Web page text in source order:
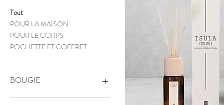
Tout
POUR LA MAISON
POUR LE CORPS
POCHETTE ET COFFRET
BOUGIE
130GR